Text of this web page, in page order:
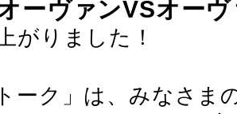
ーヴァンVSオー
がりました！
ーク」は、みなさま